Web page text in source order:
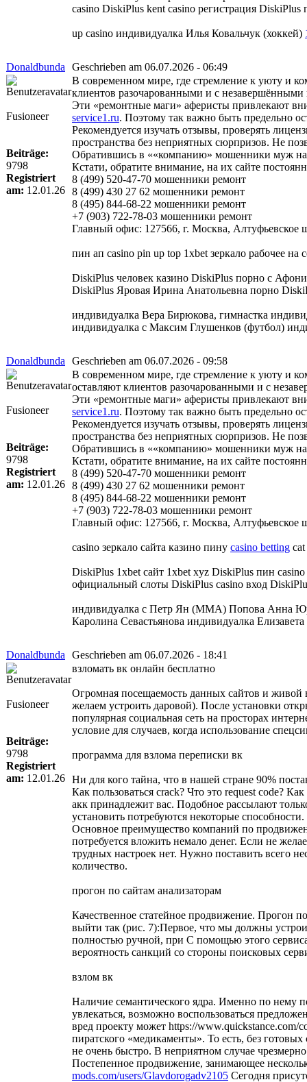
casino DiskiPlus kent casino регистрация
up casino индивидуалка Илья Ковальчук (хоккей)
Donaldbunda Geschrieben am 06.07.2026 - 06:49
Fusioneer
Beiträge:
9798
Registriert
am: 12.01.26
В современном мире, где стремление к уюту и
клиентов разочарованными и с незавершёнными
Эти «ремонтные маги» аферисты привлекают
service1.ru. Поэтому так важно быть предельно
Рекомендуется изучать отзывы, проверять
пространства без неприятных сюрпризов. Не
Обратившись в ««компанию» мошенники муж на
Кстати, обратите внимание, на их сайте
8 (499) 520-47-70 мошенники ремонт
8 (499) 430 27 62 мошенники ремонт
8 (495) 844-68-22 мошенники ремонт
+7 (903) 722-78-03 мошенники ремонт
Главный офис: 127566, г. Москва, Алтуфьевское
пин ап casino pin up top 1xbet зеркало рабочее на
DiskiPlus человек казино DiskiPlus порно с
DiskiPlus Яровая Ирина Анатольевна порно
индивидуалка Вера Бирюкова, гимнастка
индивидуалка с Максим Глушенков (футбол)
Donaldbunda Geschrieben am 06.07.2026 - 09:58
Fusioneer
Beiträge:
9798
Registriert
am: 12.01.26
В современном мире, где стремление к уюту и
оставляют клиентов разочарованными и с
Эти «ремонтные маги» аферисты привлекают
service1.ru. Поэтому так важно быть предельно
Рекомендуется изучать отзывы, проверять
пространства без неприятных сюрпризов. Не
Обратившись в ««компанию» мошенники муж на
Кстати, обратите внимание, на их сайте
8 (499) 520-47-70 мошенники ремонт
8 (499) 430 27 62 мошенники ремонт
8 (495) 844-68-22 мошенники ремонт
+7 (903) 722-78-03 мошенники ремонт
Главный офис: 127566, г. Москва, Алтуфьевское
casino зеркало сайта казино пину casino betting
DiskiPlus 1xbet сайт 1xbet xyz DiskiPlus пин casino
официальный слоты DiskiPlus casino вход
индивидуалка с Петр Ян (ММА) Попова Анна
Каролина Севастьянова индивидуалка
Donaldbunda Geschrieben am 06.07.2026 - 18:41
Fusioneer
Beiträge:
9798
Registriert
am: 12.01.26
взломать вк онлайн бесплатно
Огромная посещаемость данных сайтов и живой
желаем устроить даровой). После установки
популярная социальная сеть на просторах
условие для случаев, когда использование
программа для взлома переписки вк
Ни для кого тайна, что в нашей стране 90%
Как пользоваться crack? Что это request code?
акк принадлежит вас. Подобное рассылают
установить потребуются некоторые
Основное преимущество компаний по
потребуется вложить немало денег. Если не
трудных настроек нет. Нужно поставить всего
количество.
прогон по сайтам анализаторам
Качественное статейное продвижение. Прогон
выйти так (рис. 7):Первое, что мы должны
полностью ручной, при С помощью этого сервиса
вероятность санкций со стороны поисковых
взлом вк
Наличие семантического ядра. Именно по нему
увлекаться, возможно воспользоваться
вред проекту может https://www.quickstance.com/
пиратского «медикаменты». То есть, без
не очень быстро. В неприятном случае
Постепенное продвижение, занимающее
mods.com/users/Glavdorogadv2105 Сегодня